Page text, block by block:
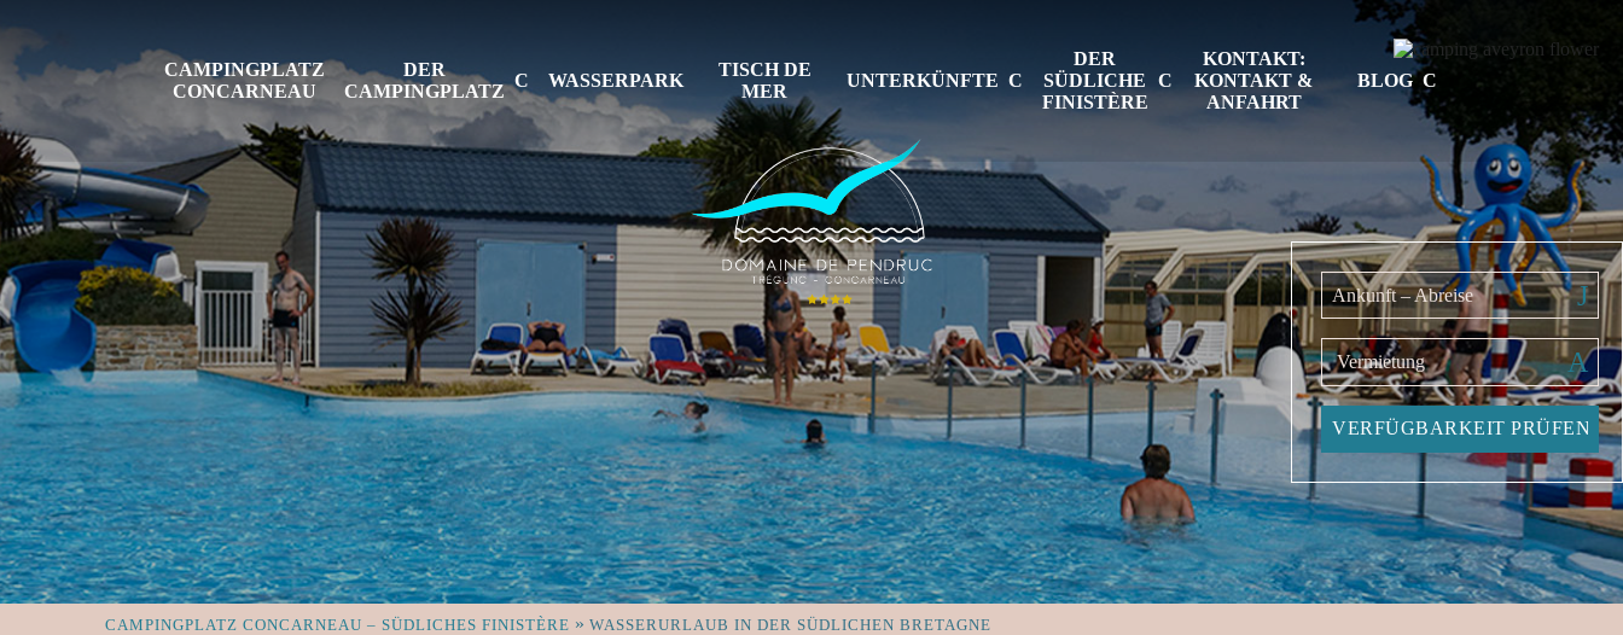
CAMPINGPLATZ
CONCARNEAU
DER
CAMPINGPLATZ
WASSERPARK
TISCH DE
MER
UNTERKÜNFTE
DER
SÜDLICHE
FINISTÈRE
KONTAKT:
KONTAKT &
ANFAHRT
BLOG
Ankunft – Abreise
CAMPINGPLATZ CONCARNEAU – SÜDLICHES FINISTÈRE » WASSERURLAUB IN DER SÜDLICHEN BRETAGNE